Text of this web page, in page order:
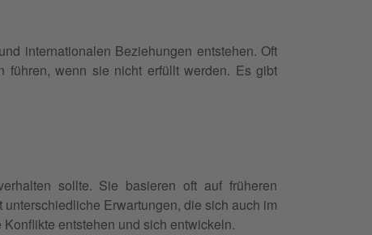
internationalen Beziehungen entstehen. Oft
führen, wenn sie nicht erfüllt werden. Es gibt
sollte. Sie basieren oft auf früheren
Erwartungen, die sich auch im
entstehen und sich entwickeln.